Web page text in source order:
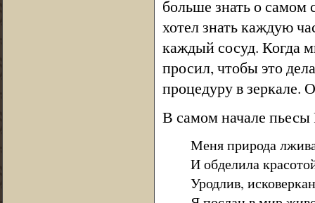
больше знать о самом
хотел знать каждую
каждый сосуд. Когда
просил, чтобы это
процедуру в зеркале.
В самом начале пьесы
Меня природа
И обделила
Уродлив,